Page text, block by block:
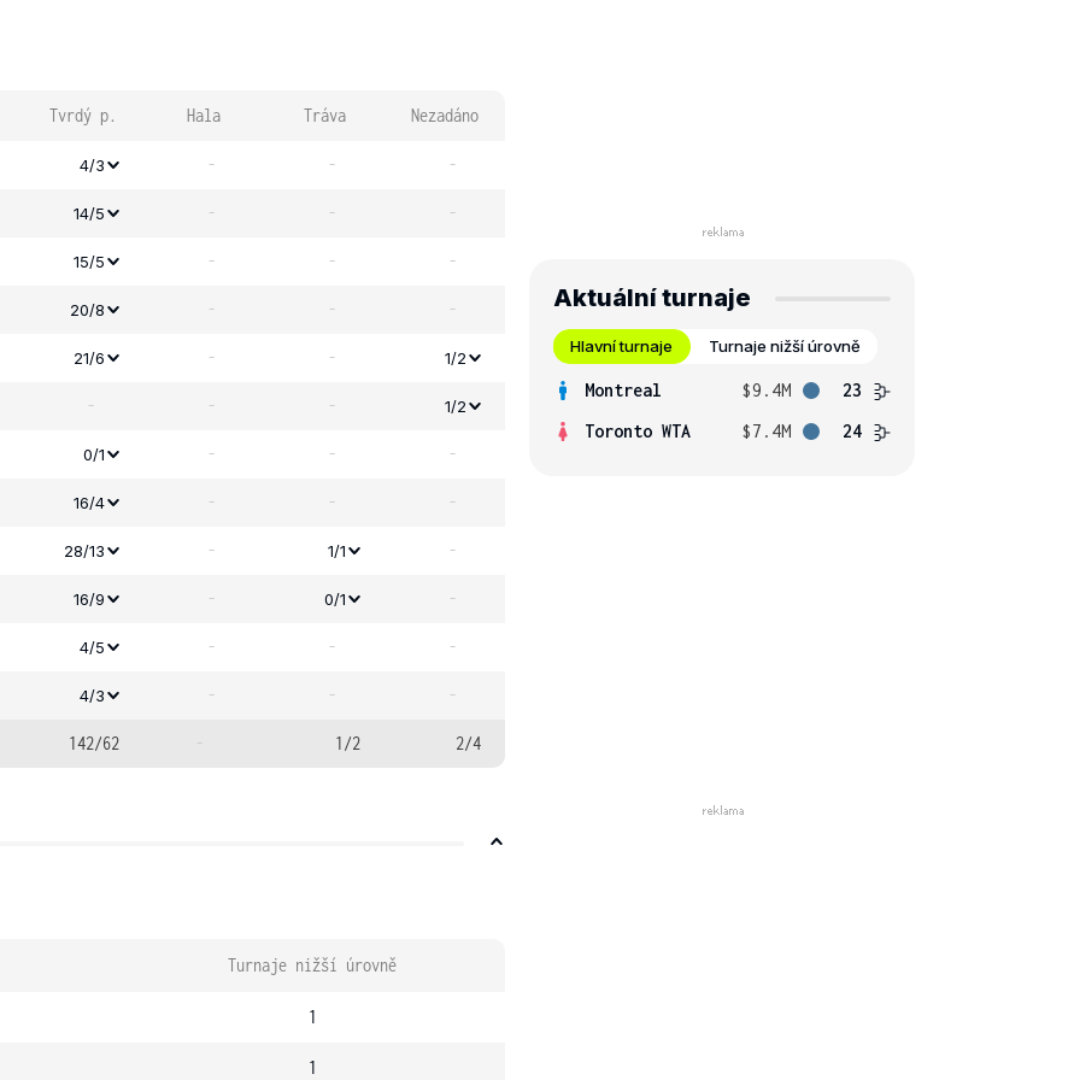
Tvrdý p. Hala Tráva Nezadáno
4/3 - - -
14/5 - - -
15/5 - - -
20/8 - - -
21/6 - - 1/2
- - - 1/2
0/1 - - -
16/4 - - -
28/13 - 1/1 -
16/9 - 0/1 -
4/5 - - -
4/3 - - -
142/62 - 1/2 2/4
Turnaje nižší úrovně
1
1
Aktuální turnaje
Hlavní turnaje Turnaje nižší úrovně
Montreal $9.4M
23
Toronto WTA
$7.4M 24